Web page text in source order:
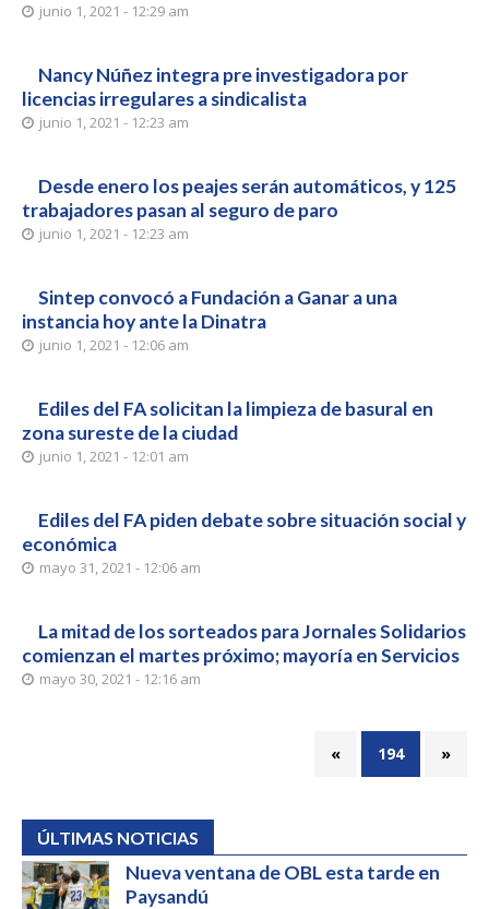
junio 1, 2021 - 12:29 am
Nancy Núñez integra pre investigadora por
licencias irregulares a sindicalista
junio 1, 2021 - 12:23 am
Desde enero los peajes serán automáticos, y 125
trabajadores pasan al seguro de paro
junio 1, 2021 - 12:23 am
Sintep convocó a Fundación a Ganar a una
instancia hoy ante la Dinatra
junio 1, 2021 - 12:06 am
Ediles del FA solicitan la limpieza de basural en
zona sureste de la ciudad
junio 1, 2021 - 12:01 am
Ediles del FA piden debate sobre situación social y
económica
mayo 31, 2021 - 12:06 am
La mitad de los sorteados para Jornales Solidarios
comienzan el martes próximo; mayoría en Servicios
mayo 30, 2021 - 12:16 am
« 194 »
ÚLTIMAS NOTICIAS
Nueva ventana de OBL esta tarde en
Paysandú